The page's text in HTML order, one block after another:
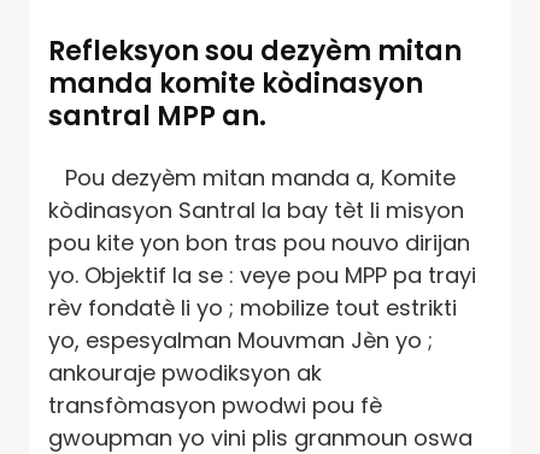
Refleksyon sou dezyèm mitan
manda komite kòdinasyon
santral MPP an.
Pou dezyèm mitan manda a, Komite
kòdinasyon Santral la bay tèt li misyon
pou kite yon bon tras pou nouvo dirijan
yo. Objektif la se : veye pou MPP pa trayi
rèv fondatè li yo ; mobilize tout estrikti
yo, espesyalman Mouvman Jèn yo ;
ankouraje pwodiksyon ak
transfòmasyon pwodwi pou fè
gwoupman yo vini plis granmoun oswa